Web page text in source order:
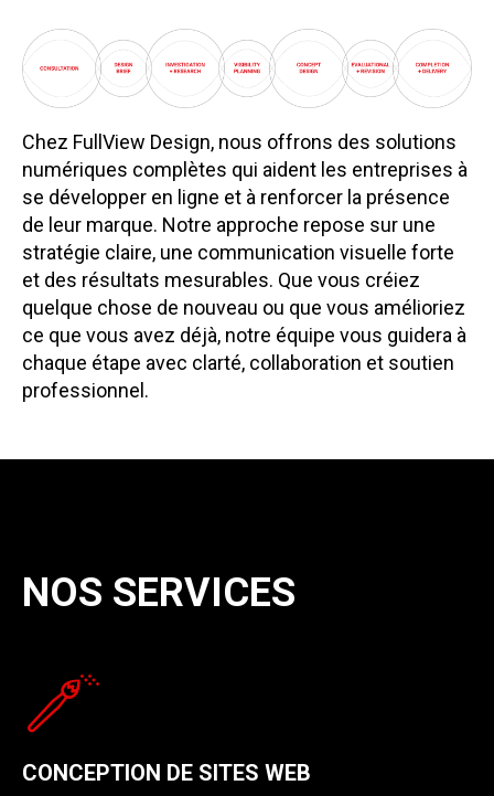
Chez FullView Design, nous offrons des solutions
numériques complètes qui aident les entreprises à
se développer en ligne et à renforcer la présence
de leur marque. Notre approche repose sur une
stratégie claire, une communication visuelle forte
et des résultats mesurables. Que vous créiez
quelque chose de nouveau ou que vous amélioriez
ce que vous avez déjà, notre équipe vous guidera à
chaque étape avec clarté, collaboration et soutien
professionnel.
NOS SERVICES
CONCEPTION DE SITES WEB